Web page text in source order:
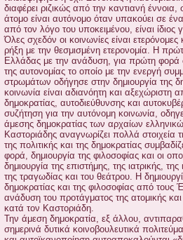
διαφέρει ριζικώς από την καντιανή
άτομο είναι αυτόνομο όταν υπακούει σε
από τον λόγο του υποκειμένου, είναι ίδιος
Όλες σχεδόν οι κοινωνίες είναι
ρήξη με την θεσμισμένη ετερονομία. Η
Ελλάδας με την ανάδυση, για πρώτη φορά
της αυτονομίας το οποίο με την ενεργή
στρωμάτων οδήγησε στην δημιουργία της
κοινωνία είναι αδιανόητη και
δημοκρατίας, αυτοδιεύθυνσης και
συζήτηση για την αυτόνομη κοινωνία,
άμεσης δημοκρατίας των αρχαίων
Καστοριάδης αναγνωρίζει πολλά στοιχεία
της πολιτικής και της δημοκρατίας
φορά, δημιουργία της φιλοσοφίας και οι
δημιουργία της επιστήμης, της ιατρικής,
της τραγωδίας και του θεάτρου. Η
δημοκρατίας και της φιλοσοφίας από τους
ανάδυση του προτάγματος της ατομικής
κατά τον Καστοριάδη.
Την άμεση δημοκρατία, εξ άλλου,
σημερινά δυτικά κοινοβουλευτικά